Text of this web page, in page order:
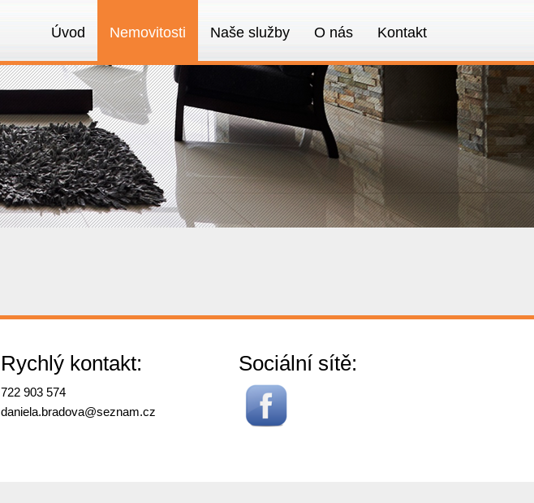
Úvod Nemovitosti Naše služby O nás Kontakt
Rychlý kontakt:
722 903 574
daniela.bradova@seznam.cz
Sociální sítě: